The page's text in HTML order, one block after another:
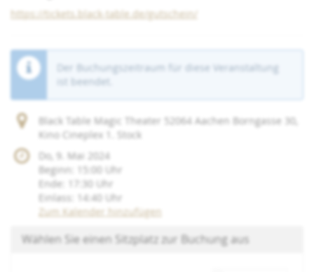
https://tickets.black-table.de/gutschein/
Der Buchungszeitraum für diese Veranstaltung
ist beendet.
Black Table Magic Theater 52064 Aachen Borngasse 30,
Kino Cineplex 1. Stock
Do, 9. Mai 2024
Beginn:
15:00
Uhr
Ende:
17:30
Uhr
Einlass:
14:40
Uhr
Zum Kalender hinzufügen
Wählen Sie einen Sitzplatz zur Buchung aus